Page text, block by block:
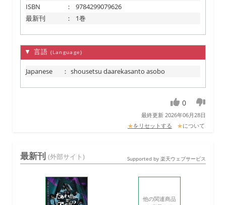
ISBN
：
9784299079626
最新刊
： 1巻
▼ 言語 (Language)
Japanese ： shousetsu daarekasanto asobo
0
最終更新 2026年06月28日
★をリセットする ★について
最新刊 (外部サイト) Supported by 楽天ウェブサービス
他の関連商品